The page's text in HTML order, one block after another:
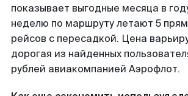
показывает выгодные месяца в
неделю по маршруту летают 5
рейсов с пересадкой. Цена
дорогая из найденных
рублей авиакомпанией Аэрофлот.